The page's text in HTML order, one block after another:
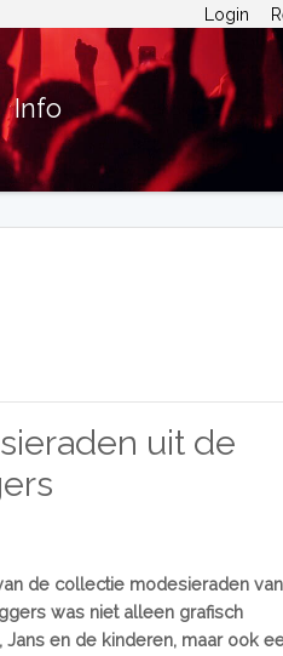
Login
Info
uit de
de collectie modesieraden van
was niet alleen grafisch
en de kinderen, maar ook